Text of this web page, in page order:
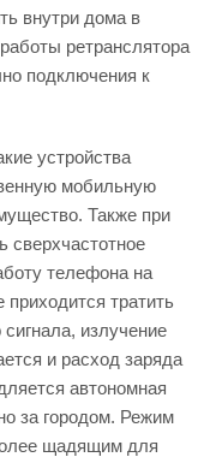
внутри дома в
ретранслятора
подключения к
устройства
мобильную
Также при
телефона на
тратить
излучение
и расход заряда
автономная
за городом. Режим
щадящим для